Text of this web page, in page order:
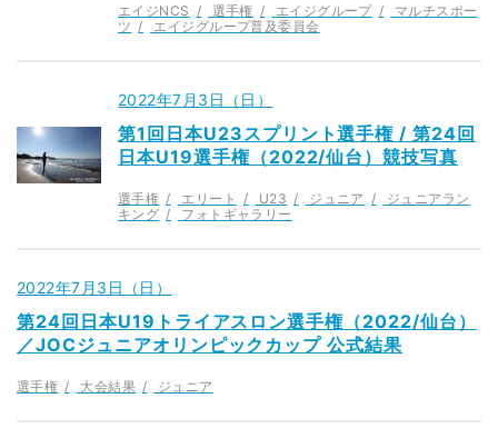
エイジNCS 選手権 エイジグループ
マルチスポー
ツ
エイジグループ普及委員会
2022年7月3日（日）
第1回日本U23スプリント選手権 / 第24回
日本U19選手権（2022/仙台）競技写真
選手権 エリート U23 ジュニア
ジュニアラン
キング
フォトギャラリー
2022年7月3日（日）
第24回日本U19トライアスロン選手権（2022/仙台）
／JOCジュニアオリンピックカップ 公式結果
選手権 大会結果 ジュニア